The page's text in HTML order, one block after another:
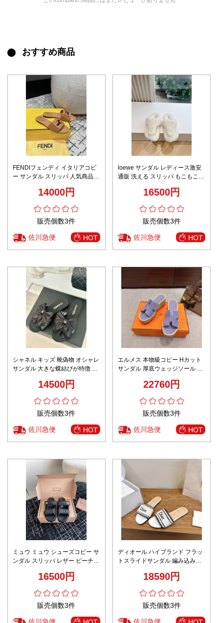
おすすめ商品
FENDIフェンディ イタリアコピ
ー サンダル スリッパ 人気商品
14000円
販売個数3件
佐川急便 HOT
loewe サンダル レディース激安
通販 洗える スリッパ もこもこ
い 可愛い おしゃれ ホワイト
16500円
販売個数3件
佐川急便 HOT
シャネル キッズ 靴偽物 オシャレ
サンダル 大きな蝶結びが特徴 レ
14500円
販売個数3件
佐川急便 HOT
エルメス 本物級コピー Hカット
サンダル 厚底ウェッジソール 上
22760円
販売個数3件
佐川急便 HOT
ミュウ ミュウ シューズコピー サ
ンダル スリッパ レザー ビーチ
16500円
販売個数3件
ディオール ハイブランド フラッ
トスライドサンダル 編み込みロ
18590円
販売個数3件